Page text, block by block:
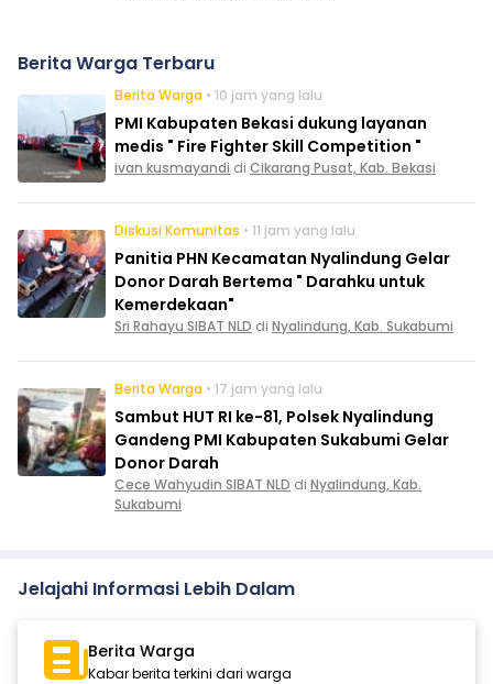
Berita Warga Terbaru
Berita Warga • 10 jam yang lalu
PMI Kabupaten Bekasi dukung layanan
medis " Fire Fighter Skill Competition "
ivan kusmayandi di Cikarang Pusat, Kab. Bekasi
Diskusi Komunitas • 11 jam yang lalu
Panitia PHN Kecamatan Nyalindung Gelar
Donor Darah Bertema " Darahku untuk
Kemerdekaan"
Sri Rahayu SIBAT NLD di Nyalindung, Kab. Sukabumi
Berita Warga • 17 jam yang lalu
Sambut HUT RI ke-81, Polsek Nyalindung
Gandeng PMI Kabupaten Sukabumi Gelar
Donor Darah
Cece Wahyudin SIBAT NLD di Nyalindung, Kab.
Sukabumi
Jelajahi Informasi Lebih Dalam
Berita Warga
Kabar berita terkini dari warga